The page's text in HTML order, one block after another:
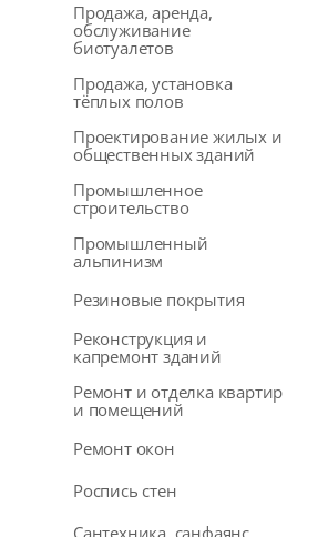
Продажа, аренда,
обслуживание
биотуалетов
Продажа, установка
тёплых полов
Проектирование жилых и
общественных зданий
Промышленное
строительство
Промышленный
альпинизм
Резиновые покрытия
Реконструкция и
капремонт зданий
Ремонт и отделка квартир
и помещений
Ремонт окон
Роспись стен
Сантехника, санфаянс